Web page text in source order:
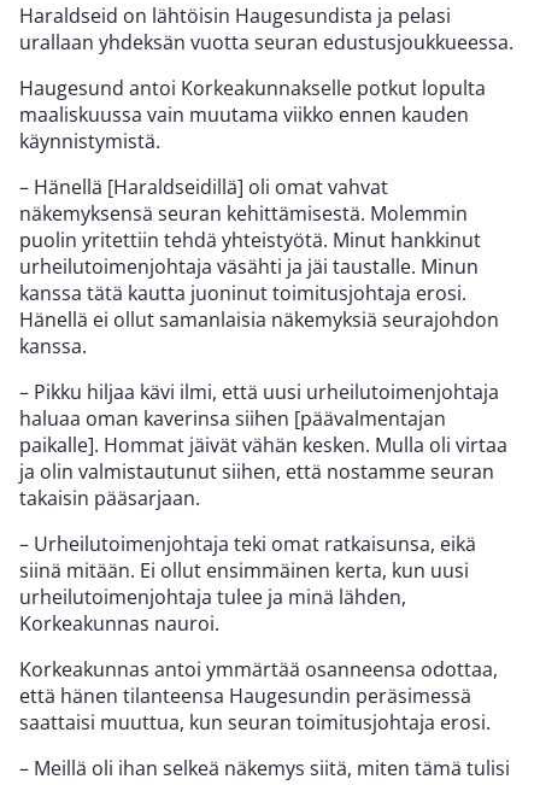
Haraldseid on lähtöisin Haugesundista ja pelasi
urallaan yhdeksän vuotta seuran edustusjoukkueessa.
Haugesund antoi Korkeakunnakselle potkut lopulta
maaliskuussa vain muutama viikko ennen kauden
käynnistymistä.
– Hänellä [Haraldseidillä] oli omat vahvat
näkemyksensä seuran kehittämisestä. Molemmin
puolin yritettiin tehdä yhteistyötä. Minut hankkinut
urheilutoimenjohtaja väsähti ja jäi taustalle. Minun
kanssa tätä kautta juoninut toimitusjohtaja erosi.
Hänellä ei ollut samanlaisia näkemyksiä seurajohdon
kanssa.
– Pikku hiljaa kävi ilmi, että uusi urheilutoimenjohtaja
haluaa oman kaverinsa siihen [päävalmentajan
paikalle]. Hommat jäivät vähän kesken. Mulla oli virtaa
ja olin valmistautunut siihen, että nostamme seuran
takaisin pääsarjaan.
– Urheilutoimenjohtaja teki omat ratkaisunsa, eikä
siinä mitään. Ei ollut ensimmäinen kerta, kun uusi
urheilutoimenjohtaja tulee ja minä lähden,
Korkeakunnas nauroi.
Korkeakunnas antoi ymmärtää osanneensa odottaa,
että hänen tilanteensa Haugesundin peräsimessä
saattaisi muuttua, kun seuran toimitusjohtaja erosi.
– Meillä oli ihan selkeä näkemys siitä, miten tämä tulisi